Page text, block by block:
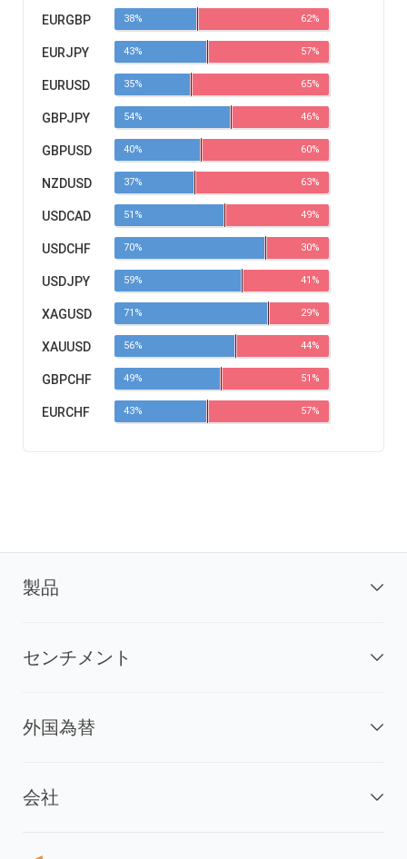
EURGBP 38% 62%
EURJPY 43% 57%
EURUSD 35% 65%
GBPJPY 54% 46%
GBPUSD 40% 60%
NZDUSD 37% 63%
USDCAD 51% 49%
USDCHF 70% 30%
USDJPY 59% 41%
XAGUSD 71% 29%
XAUUSD 56% 44%
GBPCHF 49% 51%
EURCHF 43% 57%
製品
センチメント
外国為替
会社